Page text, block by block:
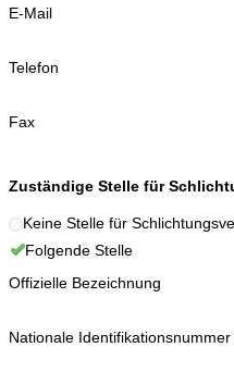
E-Mail
Telefon
Fax
Zuständige Stelle für
Keine Stelle für
Folgende Stelle
Offizielle Bezeichnung
Nationale Identifikationsnummer